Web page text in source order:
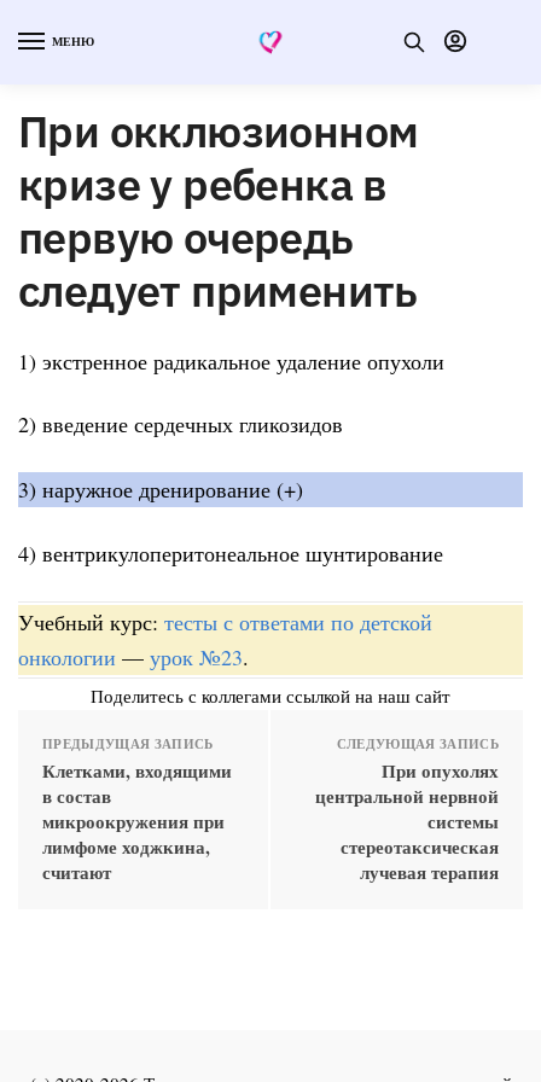
МЕНЮ
При окклюзионном
кризе у ребенка в
первую очередь
следует применить
1) экстренное радикальное удаление опухоли
2) введение сердечных гликозидов
3) наружное дренирование (+)
4) вентрикулоперитонеальное шунтирование
Учебный курс: тесты с ответами по детской
онкологии — урок №23.
Поделитесь с коллегами ссылкой на наш сайт
ПРЕДЫДУЩАЯ ЗАПИСЬ
Клетками, входящими
в состав
микроокружения при
лимфоме ходжкина,
считают
СЛЕДУЮЩАЯ ЗАПИСЬ
При опухолях
центральной нервной
системы
стереотаксическая
лучевая терапия